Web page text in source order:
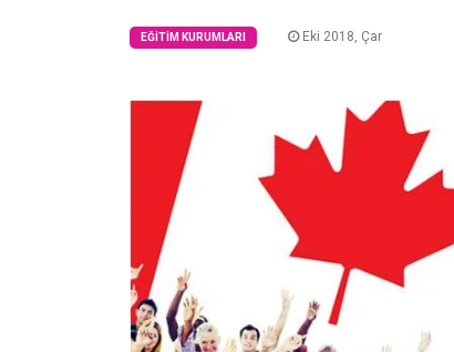
EĞITIM KURUMLARI Eki 2018, Çar